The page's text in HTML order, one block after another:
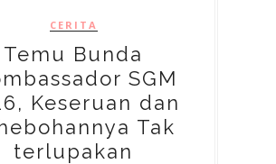
CERITA
Temu Bunda
SGM
Keseruan dan
Tak
terlupakan